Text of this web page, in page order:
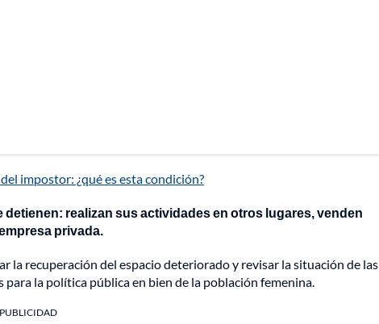
impostor: ¿qué es esta condición?
realizan sus actividades en otros lugares, venden
privada.
la recuperación del espacio deteriorado y revisar la situación de las
la política pública en bien de la población femenina.
PUBLICIDAD